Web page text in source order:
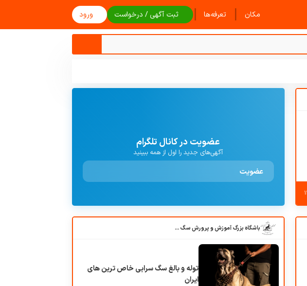
مکان | تعرفه‌ها | ثبت آگهی / درخواست ورود
عضویت در کانال تلگرام
آگهی‌های جدید را اول از همه ببینید
عضویت
باشگاه بزرگ آموزش و پرورش سگ کوهرج کنل
توله و بالغ سگ سرابی خاص ترین های
ایران